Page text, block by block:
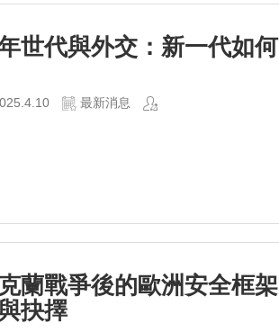
世代與外交：新一代如
最新消息
蘭戰爭後的歐洲安全框
抉擇